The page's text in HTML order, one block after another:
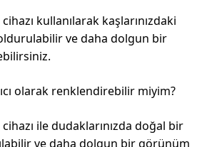
kullanılarak kaşlarınızdaki
ve daha dolgun bir
olarak renklendirebilir miyim?
cihazı ile dudaklarınızda doğal bir
ve daha dolgun bir görünüm